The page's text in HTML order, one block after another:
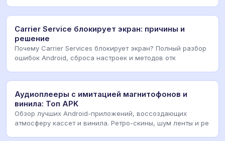
Carrier Service блокирует экран: причины и
решение
Почему Carrier Services блокирует экран? Полный разбор
ошибок Android, сброса настроек и методов отк
Аудиоплееры с имитацией магнитофонов и
винила: Топ APK
Обзор лучших Android-приложений, воссоздающих
атмосферу кассет и винила. Ретро-скины, шум ленты и ре